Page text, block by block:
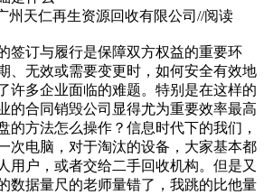
州天仁再生资源回收有限公司//阅读
签订与履行是保障双方权益的重要环
、无效或需要变更时，如何安全有效地
许多企业面临的难题。特别是在这样的
的合同销毁公司显得尤为重要效率最高
的方法怎么操作？信息时代下的我们，
次电脑，对于淘汰的设备，大家基本都
用户，或者交给二手回收机构。但是又
数据量尺的老师量错了，我跳的比他量